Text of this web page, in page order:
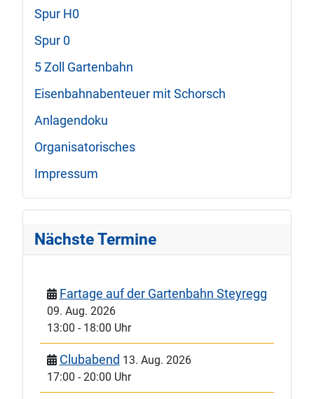
Spur H0
Spur 0
5 Zoll Gartenbahn
Eisenbahnabenteuer mit Schorsch
Anlagendoku
Organisatorisches
Impressum
Nächste Termine
Fartage auf der Gartenbahn Steyregg
09. Aug. 2026
13:00 - 18:00 Uhr
Clubabend 13. Aug. 2026
17:00 -20:00 Uhr